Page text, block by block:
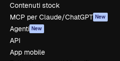
Contenuti stock
MCP per Claude/ChatGPT New
Agenti New
API
App mobile